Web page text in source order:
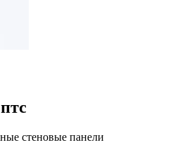
стеновые панели